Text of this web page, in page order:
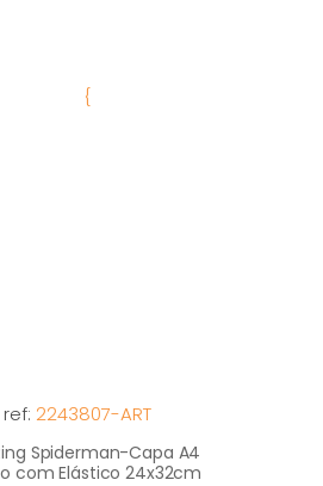
ref: 2243807-ART
Spiderman-Capa A4
com Elástico 24x32cm